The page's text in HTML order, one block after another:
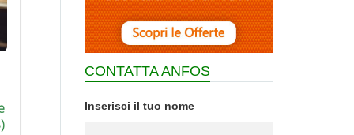
CONTATTA ANFOS
Inserisci il tuo nome